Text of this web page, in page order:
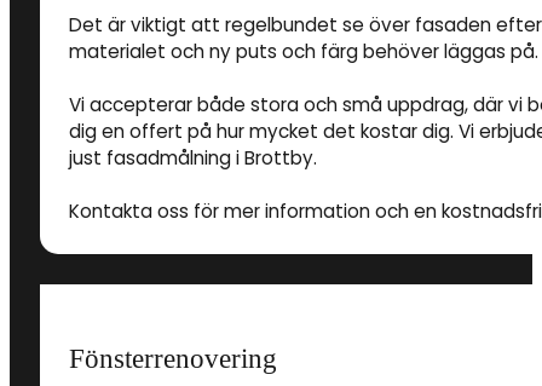
Det är viktigt att regelbundet se över fasaden
materialet och ny puts och färg behöver läggas på.
Vi accepterar både stora och små uppdrag, där vi
dig en offert på hur mycket det kostar dig. Vi
just fasadmålning i Brottby.
Kontakta oss för mer information och en
Fönsterrenovering